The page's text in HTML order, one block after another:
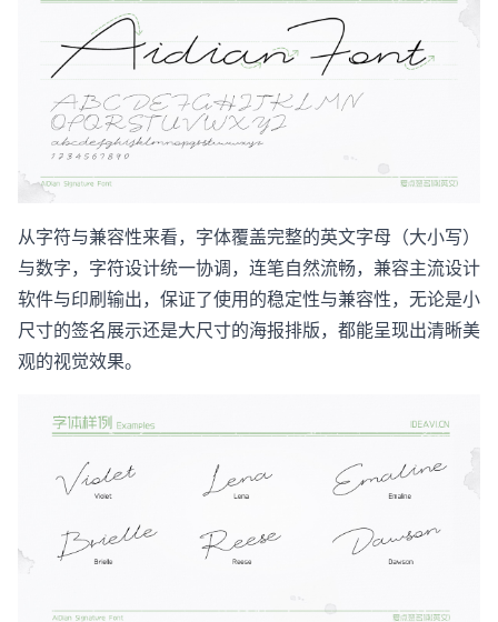
从字符与兼容性来看，字体覆盖完整的英文字母（大小写）
与数字，字符设计统一协调，连笔自然流畅，兼容主流设计
软件与印刷输出，保证了使用的稳定性与兼容性，无论是小
尺寸的签名展示还是大尺寸的海报排版，都能呈现出清晰美
观的视觉效果。